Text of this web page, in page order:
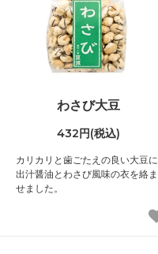
わさび大豆
432円(税込)
カリカリと歯ごたえの良い大豆に
出汁醤油とわさび風味の衣を絡ま
せました。